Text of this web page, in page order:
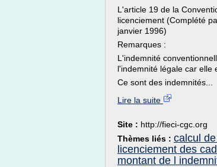
L'article 19 de la
licenciement (Complété
janvier 1996)
Remarques :
L'indemnité
l'indemnité légale car elle
Ce sont des indemnités...
Lire la suite
Site : http://fieci-cgc.org
Thèmes liés : calcul
licenciement des
montant de l